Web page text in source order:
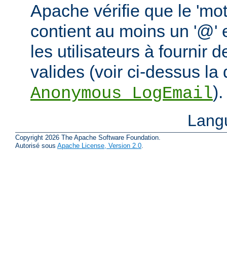
Apache vérifie que le
contient au moins un '@'
les utilisateurs à fournir
valides (voir ci-dessus la
Anonymous_LogEmail).
Copyright 2026 The Apache Software Foundation.
Autorisé sous Apache License, Version 2.0.